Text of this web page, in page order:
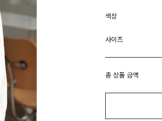
색상
사이즈
총 상품 금액